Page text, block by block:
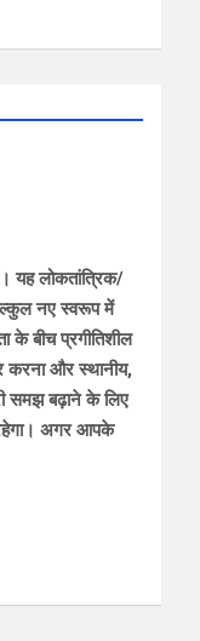
यह लोकतांत्रिक/
नए स्वरूप में
के बीच प्रगीतिशील
करना और स्थानीय,
समझ बढ़ाने के लिए
अगर आपके